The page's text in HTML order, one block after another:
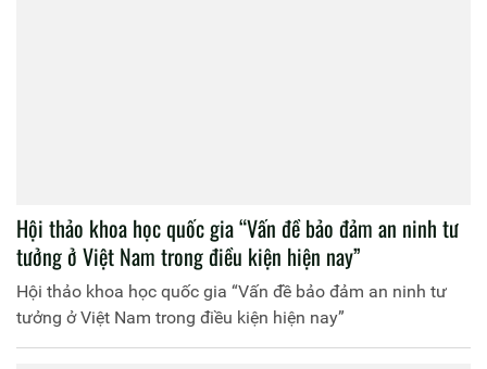
Hội thảo khoa học quốc gia “Vấn đề bảo đảm an ninh tư
tưởng ở Việt Nam trong điều kiện hiện nay”
Hội thảo khoa học quốc gia “Vấn đề bảo đảm an ninh tư
tưởng ở Việt Nam trong điều kiện hiện nay”